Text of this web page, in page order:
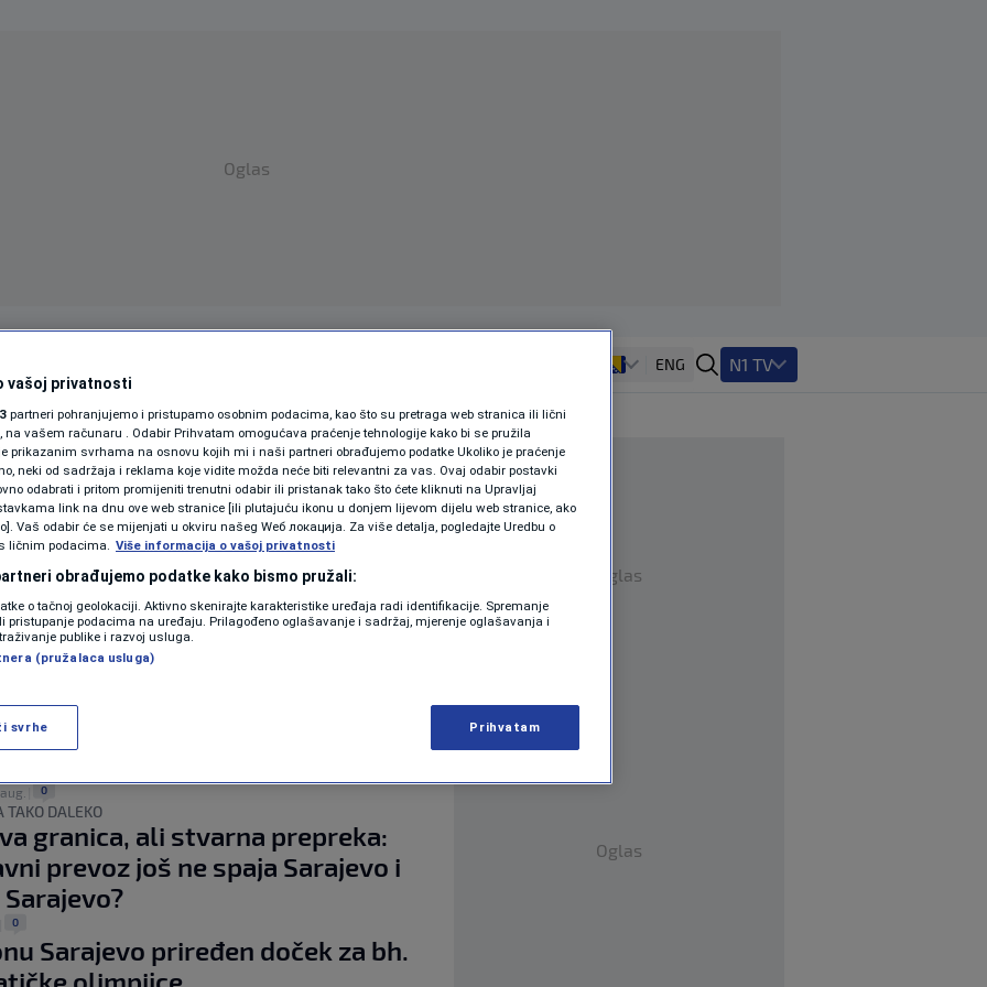
Oglas
SHOWBIZ
KOLUMNE
VIRALNO
FOTO
PROMO
ENG N1 TV
upućeno upozorenje: Povećana
polena u zraku u Kantonu
| 0
spektakl na Koševu u brojkama:
okupio 200.000 ljudi,
kapaciteti u Sarajevu bili
0
TAKO DALEKO
granica, ali stvarna prepreka:
prevoz još ne spaja Sarajevo i
0
Sarajevo priređen doček za bh.
Oglas
Oglas
vašoj privatnosti
partneri pohranjujemo i pristupamo osobnim podacima, kao što su pretraga web stranica ili lični
na vašem računaru . Odabir Prihvatam omogućava praćenje tehnologije kako bi se pružila
prikazanim svrhama na osnovu kojih mi i naši partneri obrađujemo podatke Ukoliko je praćenje
neki od sadržaja i reklama koje vidite možda neće biti relevantni za vas. Ovaj odabir postavki
odabrati i pritom promijeniti trenutni odabir ili pristanak tako što ćete kliknuti na Upravljaj
link na dnu ove web stranice [ili plutajuću ikonu u donjem lijevom dijelu web stranice, ako
Vaš odabir će se mijenjati u okviru našeg Wеб локација. Za više detalja, pogledajte Uredbu o
ličnim podacima. Više informacija o vašoj privatnosti
obrađujemo podatke kako bismo pružali:
o tačnoj geolokaciji. Aktivno skenirajte karakteristike uređaja radi identifikacije. Spremanje
pristupanje podacima na uređaju. Prilagođeno oglašavanje i sadržaj, mjerenje oglašavanja i
publike i razvoj usluga.
(pružalaca usluga)
svrhe Prihvatam